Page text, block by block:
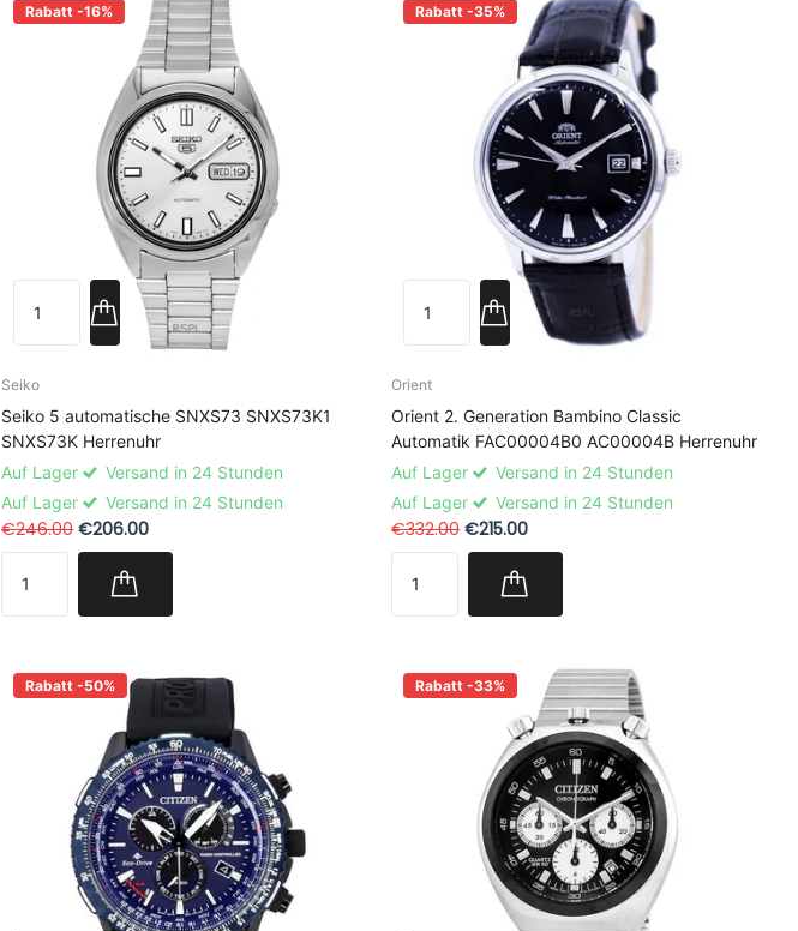
Rabatt -16%
Seiko
Seiko 5 automatische SNXS73 SNXS73K1
SNXS73K Herrenuhr
Auf Lager
Versand in 24 Stunden
Auf Lager
Versand in 24 Stunden
€246.00 €206.00
Rabatt -35%
Orient
Orient 2. Generation Bambino Classic
Automatik FAC00004B0 AC00004B Herrenuhr
Auf Lager
Versand in 24 Stunden
Auf Lager
Versand in 24 Stunden
€332.00 €215.00
Rabatt -50% Rabatt -33%